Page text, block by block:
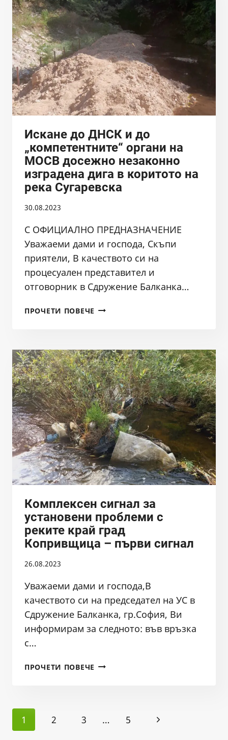
РЕКА
ИВАНЯНСКА(ШЕОВИЦА)
+
ОТГОВОР
ОТ
БДДР
Искане до ДНСК и до
„компетентните“ органи на
МОСВ досежно незаконно
изградена дига в коритото на
река Сугаревска
30.08.2023
С ОФИЦИАЛНО ПРЕДНАЗНАЧЕНИЕ
Уважаеми дами и господа, Скъпи
приятели, В качеството си на
процесуален представител и
отговорник в Сдружение Балканка…
ПРОЧЕТИ ПОВЕЧЕ ИСКАНЕ
ДО
„КОМПЕТЕНТНИТЕ“
ОРГАНИ
НА
МОСВ
ДОСЕЖНО
НЕЗАКОННО
ИЗГРАДЕНА
ДИГА
В
КОРИТОТО
НА
СУГАРЕВСКА
Комплексен сигнал за
установени проблеми с
реките край град
Копривщица – първи сигнал
26.08.2023
Уважаеми дами и господа,В
качеството си на председател на УС в
Сдружение Балканка, гр.София, Ви
информирам за следното: във връзка
с…
ПРОЧЕТИ ПОВЕЧЕ КОМПЛЕКСЕН
Page
navigation
1 2 3 … 5
Next